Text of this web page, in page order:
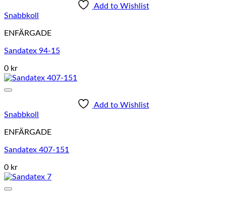
Add to Wishlist
Snabbkoll
ENFÄRGADE
Sandatex 94-15
0 kr
Add to Wishlist
Snabbkoll
ENFÄRGADE
Sandatex 407-151
0 kr